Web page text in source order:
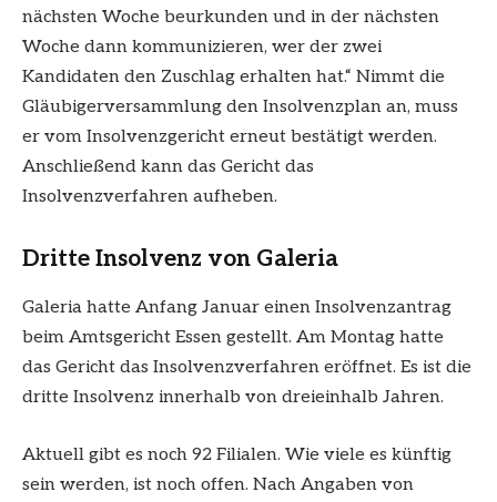
nächsten Woche beurkunden und in der nächsten
Woche dann kommunizieren, wer der zwei
Kandidaten den Zuschlag erhalten hat.“ Nimmt die
Gläubigerversammlung den Insolvenzplan an, muss
er vom Insolvenzgericht erneut bestätigt werden.
Anschließend kann das Gericht das
Insolvenzverfahren aufheben.
Dritte Insolvenz von Galeria
Galeria hatte Anfang Januar einen Insolvenzantrag
beim Amtsgericht Essen gestellt. Am Montag hatte
das Gericht das Insolvenzverfahren eröffnet. Es ist die
dritte Insolvenz innerhalb von dreieinhalb Jahren.
Aktuell gibt es noch 92 Filialen. Wie viele es künftig
sein werden, ist noch offen. Nach Angaben von